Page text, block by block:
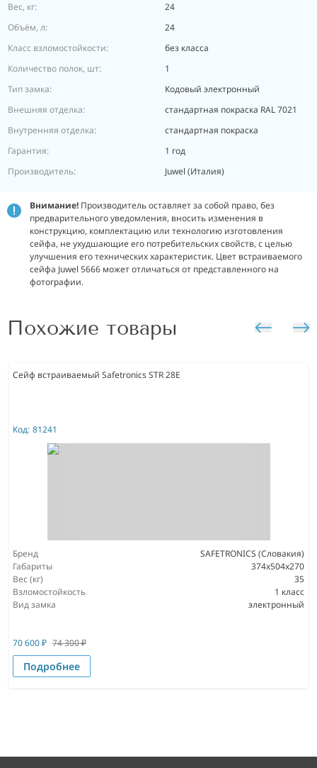
Вес, кг:
24
Объём, л:
24
Класс взломостойкости:
без класса
Количество полок, шт:
1
Тип замка:
Кодовый электронный
Внешняя отделка:
стандартная покраска RAL 7021
Внутренняя отделка:
стандартная покраска
Гарантия:
1 год
Производитель:
Juwel (Италия)
Внимание! Производитель оставляет за собой право, без
предварительного уведомления, вносить изменения в
конструкцию, комплектацию или технологию изготовления
сейфа, не ухудшающие его потребительских свойств, с целью
улучшения его технических характеристик. Цвет встраиваемого
сейфа Juwel 5666 может отличаться от представленного на
фотографии.
Похожие товары
Сейф встраиваемый Safetronics STR 28E
Код: 81241
Бренд
SAFETRONICS (Словакия)
Габариты
374х504х270
Вес (кг)
35
Взломостойкость
1 класс
Вид замка
электронный
70 600₽ 74 300₽
Подробнее